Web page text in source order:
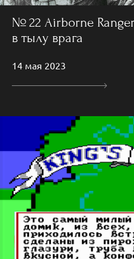
№ 22 Airborne
в тылу врага
14 мая 2023